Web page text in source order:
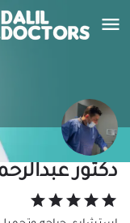
دكتور